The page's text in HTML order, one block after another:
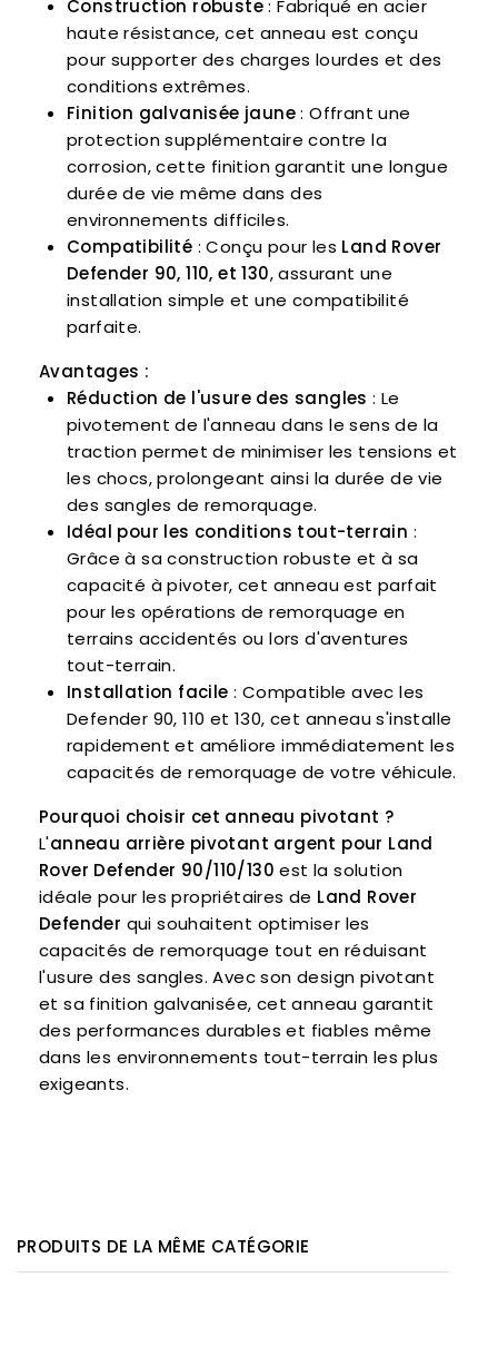
Construction robuste: Fabriqué en acier
haute résistance, cet anneau est conçu
pour supporter des charges lourdes et des
conditions extrêmes.
Finition galvanisée jaune: Offrant une
protection supplémentaire contre la
corrosion, cette finition garantit une longue
durée de vie même dans des
environnements difficiles.
Compatibilité : Conçu pour les Land Rover
Defender 90, 110, et 130, assurant une
installation simple et une compatibilité
parfaite.
Avantages :
Réduction de l'usure des sangles : Le
pivotement de l'anneau dans le sens de la
traction permet de minimiser les tensions et
les chocs, prolongeant ainsi la durée de vie
des sangles de remorquage.
Idéal pour les conditions tout-terrain :
Grâce à sa construction robuste et à sa
capacité à pivoter, cet anneau est parfait
pour les opérations de remorquage en
terrains accidentés ou lors d'aventures
tout-terrain.
Installation facile : Compatible avec les
Defender 90, 110 et 130, cet anneau s'installe
rapidement et améliore immédiatement les
capacités de remorquage de votre véhicule.
Pourquoi choisir cet anneau pivotant ?
L'anneau arrière pivotant argent pour Land
Rover Defender 90/110/130 est la solution
idéale pour les propriétaires de Land Rover
Defender qui souhaitent optimiser les
capacités de remorquage tout en réduisant
l'usure des sangles. Avec son design pivotant
et sa finition galvanisée, cet anneau garantit
des performances durables et fiables même
dans les environnements tout-terrain les plus
exigeants.
PRODUITS DE LA MÊME CATÉGORIE